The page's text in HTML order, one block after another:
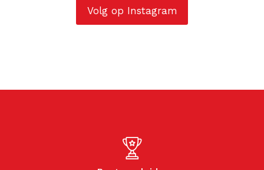
Volg op Instagram